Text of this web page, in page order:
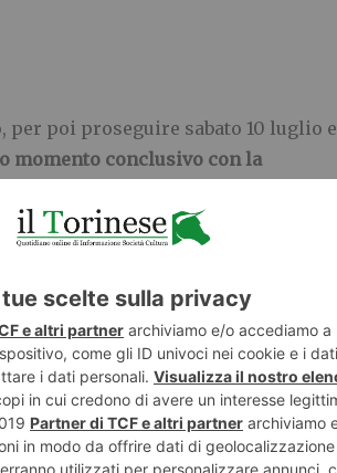
poi proseguire sabato 10 luglio e
momento conclusivo con la
svolta
quale summa del percorso
la narrazione di piante e
a performance artistiche,
guida diSeminArt.